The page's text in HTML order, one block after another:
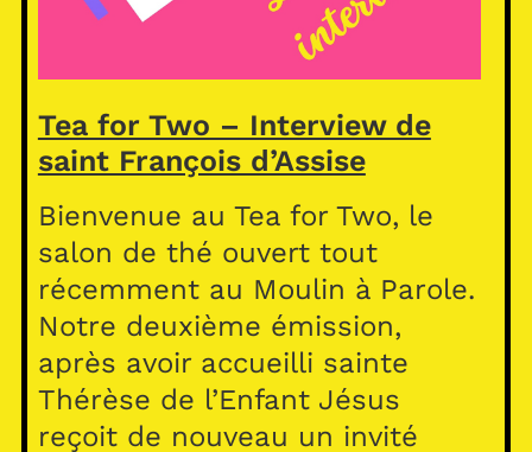
Tea for Two – Interview de
saint François d’Assise
Bienvenue au Tea for Two, le
salon de thé ouvert tout
récemment au Moulin à Parole.
Notre deuxième émission,
après avoir accueilli sainte
Thérèse de l’Enfant Jésus
reçoit de nouveau un invité